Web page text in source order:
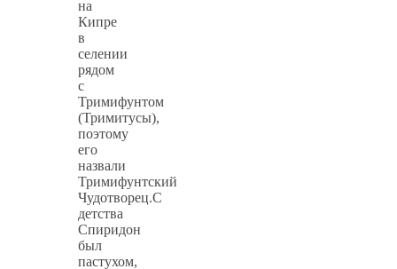
на
Кипре
в
селении
рядом
с
Тримифунтом
(Тримитусы),
поэтому
его
назвали
Тримифунтский
Чудотворец.С
детства
Спиридон
был
пастухом,